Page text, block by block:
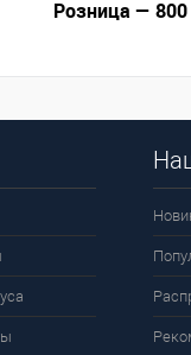
Розница — 800